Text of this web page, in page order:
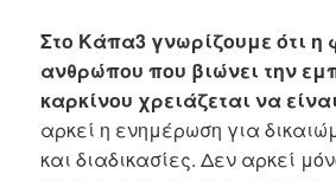
Στο Κάπα3 γνωρίζουμε ότι η
ανθρώπου που βιώνει την
καρκίνου χρειάζεται να
αρκεί η ενημέρωση για
και διαδικασίες. Δεν αρκεί